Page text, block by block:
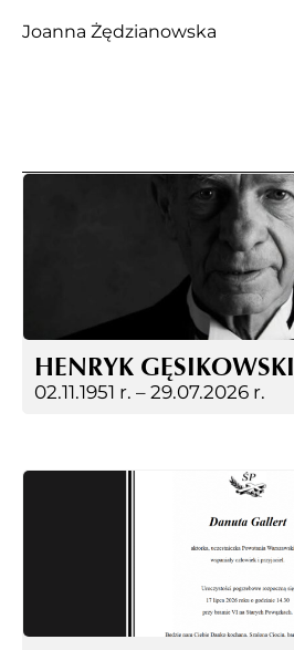
Joanna Żędzianowska
HENRYK GĘSIKOWSKI
02.11.1951 r. – 29.07.2026 r.